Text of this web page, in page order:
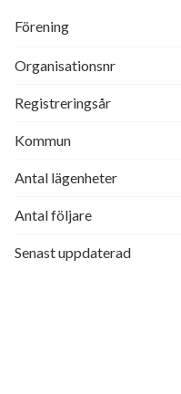
Förening
Organisationsnr
Registreringsår
Kommun
Antal lägenheter
Antal följare
Senast uppdaterad